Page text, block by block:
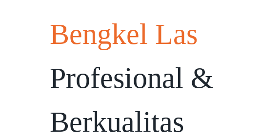
Bengkel Las
Profesional &
Berkualitas